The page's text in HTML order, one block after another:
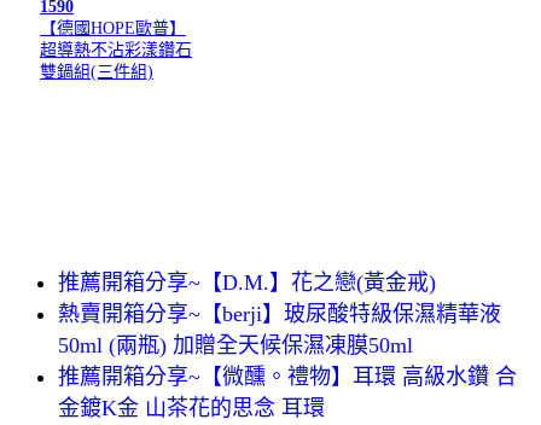
1590
【德國HOPE歐普】
超導熱不沾彩漾鑽石
雙鍋組(三件組)
推薦開箱分享~【D.M.】花之戀(黃金戒)
熱賣開箱分享~【berji】玻尿酸特級保濕精華液
50ml (兩瓶) 加贈全天候保濕凍膜50ml
推薦開箱分享~【微醺。禮物】耳環 高級水鑽 合
金鍍K金 山茶花的思念 耳環